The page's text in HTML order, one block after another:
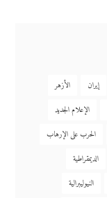
إيران
الأزهر
الإعلام الجديد
الحرب على الإرهاب
الديمقراطية
النيوليبرالية